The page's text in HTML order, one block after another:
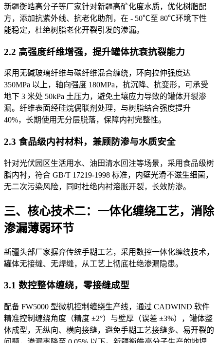
新疆衡皓高分子等厂家针对新疆高矿化度水质，优化树脂配
方，添加抗紫外线、抗老化助剂，在 - 50℃至 80℃环境下性
能稳定，杜绝树脂老化开裂引发的渗漏。
2.2 高强度纤维增强，提升罐体抗衰抗裂能力
采用无碱玻璃纤维与碳纤维混合缠绕，环向拉伸强度达
350MPa 以上，轴向强度 180MPa，抗沉降、抗变形，可承受
地下 3 米处 50kPa 土压力，避免土壤应力导致的罐体开裂渗
漏。纤维表面经硅烷偶联剂处理，与树脂结合强度提升
40%，长期使用无分层脱落，保障内衬完整性。
2.3 食品级内衬材料，兼顾防渗与水质安全
针对光伏园区生活用水、油田清水回注等场景，采用食品级树
脂内衬，符合 GB/T 17219-1998 标准，内壁光滑不滋生细菌，
无二次污染风险，同时杜绝内衬溶胀开裂，长效防渗。
三、核心技术二：一体化缠绕工艺，消除
渗漏薄弱环节
新疆头部厂家摒弃传统手糊工艺，采用数控一体化缠绕技术，
罐体无接缝、无焊缝，从工艺上彻底杜绝渗漏隐患。
3.1 数控整体缠绕，零接缝成型
配备 FW5000 型微机控制缠绕生产线，通过 CADWIND 软件
精准控制缠绕角度（精度 ±2°）与壁厚（误差 ±3%），罐体整
体成型，无纵向、横向接缝，避免手糊工艺接缝多、易开裂的